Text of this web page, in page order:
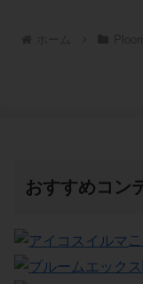
おすすめコン